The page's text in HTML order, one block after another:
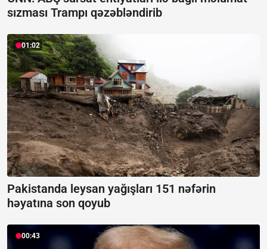
sızması Trampı qəzəbləndirib
01:02
Pakistanda leysan yağışları 151 nəfərin
həyatına son qoyub
00:43